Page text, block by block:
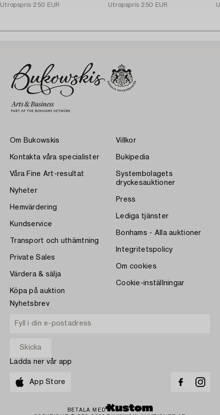
Utropspris 250 EUR
Utropspris 250 EUR
Om Bukowskis
Kontakta våra specialister
Våra Fine Art-resultat
Nyheter
Hemvärdering
Kundservice
Transport och uthämtning
Private Sales
Värdera & sälja
Köpa på auktion
Villkor
Bukipedia
Systembolagets
dryckesauktioner
Press
Lediga tjänster
Bonhams - Alla auktioner
Integritetspolicy
Om cookies
Cookie-inställningar
Nyhetsbrev
Ladda ner vår app
App Store
BETALA MED